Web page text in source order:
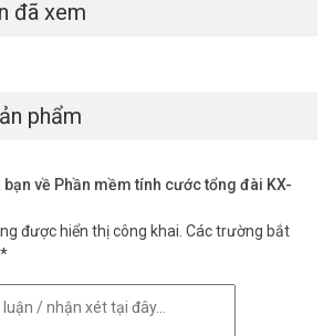
đã xem
phẩm
bạn về Phần mềm tính cước tổng đài KX-
được hiển thị công khai. Các trường bắt
*